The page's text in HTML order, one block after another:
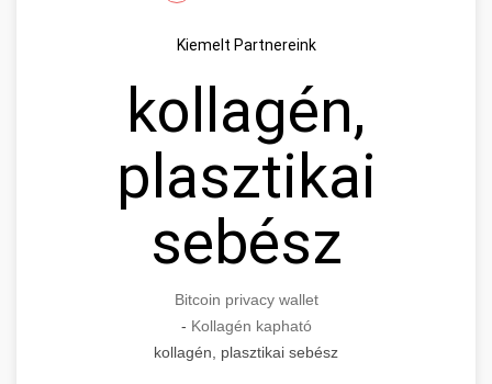
Kiemelt Partnereink
kollagén,
plasztikai
sebész
Bitcoin privacy wallet
- Kollagén kapható
kollagén, plasztikai sebész